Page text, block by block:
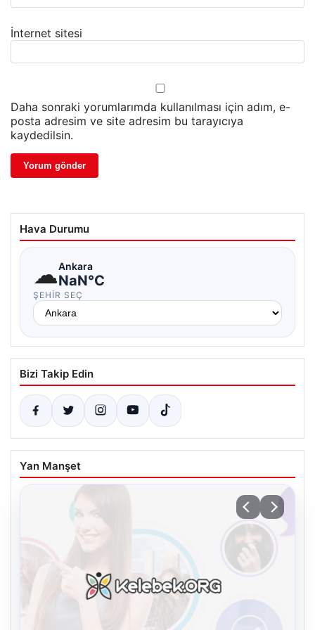
İnternet sitesi
Daha sonraki yorumlarımda kullanılması için adım, e-
posta adresim ve site adresim bu tarayıcıya
kaydedilsin.
Hava Durumu
☁Ankara
NaN°C
ŞEHIR SEÇ
Bizi Takip Edin
Yan Manşet